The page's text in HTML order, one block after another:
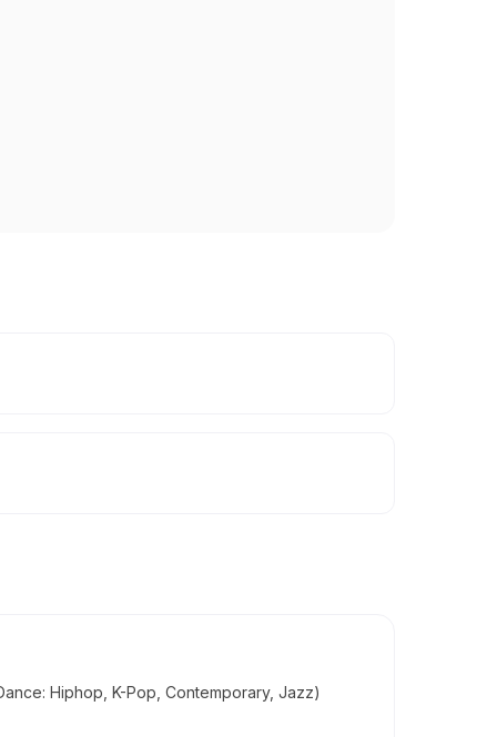
Hiphop, K-Pop, Contemporary, Jazz)